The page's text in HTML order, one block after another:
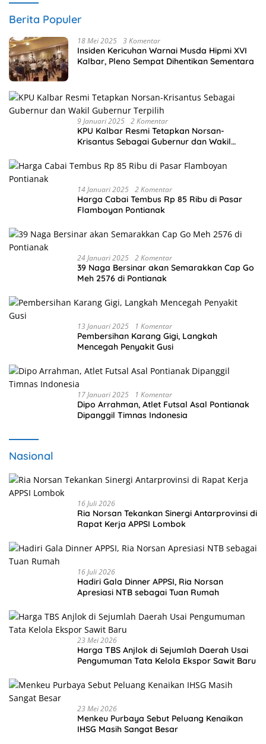
Berita Populer
18 Mei 2025 3 Komentar
Insiden Kericuhan Warnai Musda Hipmi XVI
Kalbar, Pleno Sempat Dihentikan Sementara
9 Januari 2025 2 Komentar
KPU Kalbar Resmi Tetapkan Norsan-
Krisantus Sebagai Gubernur dan Wakil
14 Januari 2025 2 Komentar
Harga Cabai Tembus Rp 85 Ribu di Pasar
Flamboyan Pontianak
24 Januari 2025 2 Komentar
39 Naga Bersinar akan Semarakkan Cap Go
Meh 2576 di Pontianak
13 Januari 2025 1 Komentar
Pembersihan Karang Gigi, Langkah
Mencegah Penyakit Gusi
17 Januari 2025 1 Komentar
Dipo Arrahman, Atlet Futsal Asal Pontianak
Dipanggil Timnas Indonesia
Nasional
16 Juli 2026
Ria Norsan Tekankan Sinergi Antarprovinsi di
Rapat Kerja APPSI Lombok
16 Juli 2026
Hadiri Gala Dinner APPSI, Ria Norsan
Apresiasi NTB sebagai Tuan Rumah
23 Mei 2026
Harga TBS Anjlok di Sejumlah Daerah Usai
Pengumuman Tata Kelola Ekspor Sawit Baru
23 Mei 2026
Menkeu Purbaya Sebut Peluang Kenaikan
IHSG Masih Sangat Besar